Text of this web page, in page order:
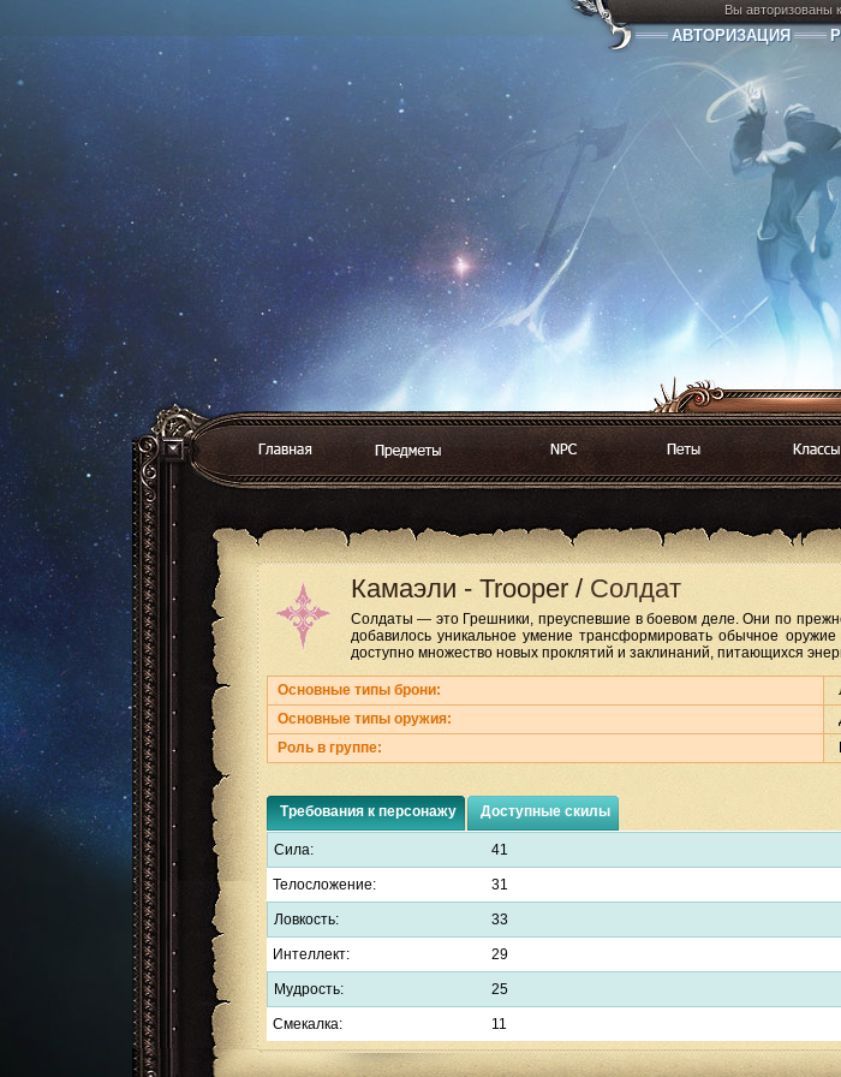
Вы авторизованы
АВТОРИЗАЦИЯ
Камаэли - Trooper/ Солдат
Солдаты — это Грешники, преуспевшие в боевом деле. Они по
добавилось уникальное умение трансформировать обычное
доступно множество новых проклятий и заклинаний, питающихся
Основные типы брони:
Основные типы оружия:
Роль в группе:
Требования к персонажу Доступные скилы
Сила: 41
Телосложение: 31
Ловкость: 33
Интеллект: 29
Мудрость: 25
Смекалка: 11